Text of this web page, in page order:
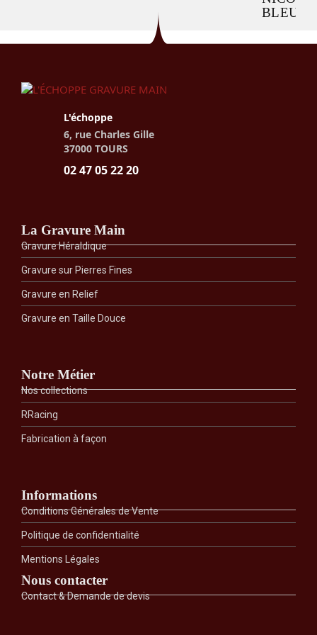
BLEU
CHEVALIÈRE
FLEUR
OVALE
OVALE
13X15
L'échoppe
6, rue Charles Gille
37000 TOURS
02 47 05 22 20
La Gravure Main
Gravure Héraldique
Gravure sur Pierres Fines
Gravure en Relief
Gravure en Taille Douce
Notre Métier
Nos collections
RRacing
Fabrication à façon
Informations
Conditions Générales de Vente
Politique de confidentialité
Mentions Légales
Nous contacter
Contact & Demande de devis